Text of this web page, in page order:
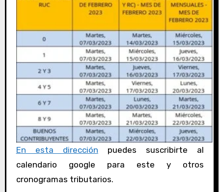
En esta dirección puedes suscribirte al
calendario google para este y otros
cronogramas tributarios.